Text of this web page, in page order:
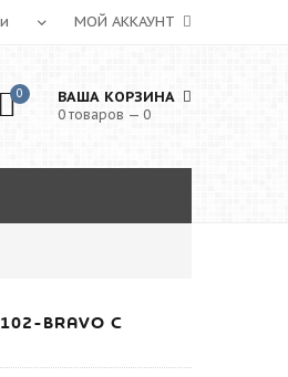
МОЙ АККАУНТ
0 ВАША КОРЗИНА
0 товаров — 0
BRAVO С